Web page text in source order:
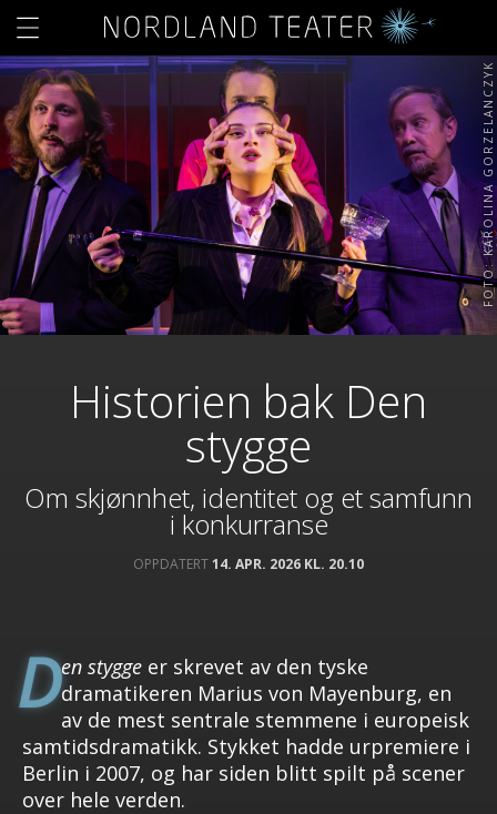
FOTO: KAROLINA GORZELANCZYK
Historien bak Den
stygge
Om skjønnhet, identitet og et samfunn
i konkurranse
OPPDATERT14. APR. 2026 KL. 20.10
Den stygge er skrevet av den tyske
dramatikeren Marius von Mayenburg, en
av de mest sentrale stemmene i europeisk
samtidsdramatikk. Stykket hadde urpremiere i
Berlin i 2007, og har siden blitt spilt på scener
over hele verden.